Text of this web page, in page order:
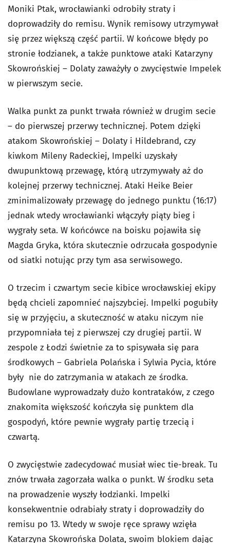
Moniki Ptak, wrocławianki odrobiły straty i
doprowadziły do remisu. Wynik remisowy utrzymywał
się przez większą część partii. W końcowe błędy po
stronie łodzianek, a także punktowe ataki Katarzyny
Skowrońskiej – Dolaty zaważyły o zwycięstwie Impelek
w pierwszym secie.
Walka punkt za punkt trwała również w drugim secie
– do pierwszej przerwy technicznej. Potem dzięki
atakom Skowrońskiej – Dolaty i Hildebrand, czy
kiwkom Mileny Radeckiej, Impelki uzyskały
dwupunktową przewagę, którą utrzymywały aż do
kolejnej przerwy technicznej. Ataki Heike Beier
zminimalizowały przewagę do jednego punktu (16:17)
jednak wtedy wrocławianki włączyły piąty bieg i
wygrały seta. W końcówce na boisku pojawiła się
Magda Gryka, która skutecznie odrzucała gospodynie
od siatki notując przy tym asa serwisowego.
O trzecim i czwartym secie kibice wrocławskiej ekipy
będą chcieli zapomnieć najszybciej. Impelki pogubiły
się w przyjęciu, a skuteczność w ataku niczym nie
przypomniała tej z pierwszej czy drugiej partii. W
zespole z Łodzi świetnie za to spisywała się para
środkowych – Gabriela Polańska i Sylwia Pycia, które
były nie do zatrzymania w atakach ze środka.
Budowlane wyprowadzały dużo kontrataków, z czego
znakomita większość kończyła się punktem dla
gospodyń, które pewnie wygrały partię trzecią i
czwartą.
O zwycięstwie zadecydować musiał wiec tie-break. Tu
znów trwała zagorzała walka o punkt. W środku seta
na prowadzenie wyszły łodzianki. Impelki
konsekwentnie odrabiały straty i doprowadziły do
remisu po 13. Wtedy w swoje ręce sprawy wzięła
Katarzyna Skowrońska Dolata, swoim blokiem dając